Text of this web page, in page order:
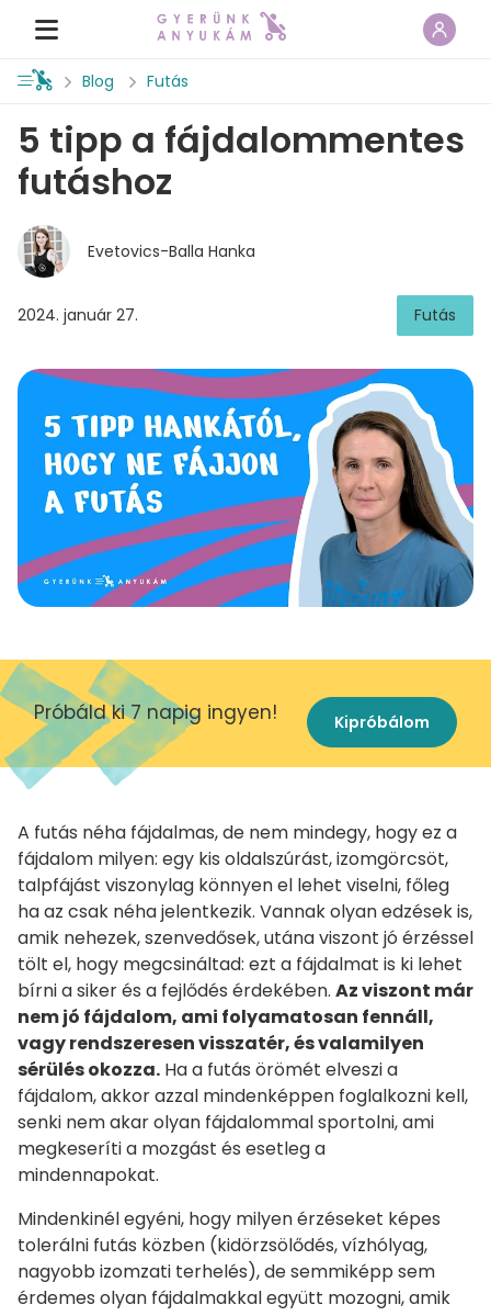
Blog Futás
5 tipp a fájdalommentes
futáshoz
Evetovics-Balla Hanka
2024. január 27. Futás
Próbáld ki 7 napig ingyen! Kipróbálom
A futás néha fájdalmas, de nem mindegy, hogy ez a
fájdalom milyen: egy kis oldalszúrást, izomgörcsöt,
talpfájást viszonylag könnyen el lehet viselni, főleg
ha az csak néha jelentkezik. Vannak olyan edzések is,
amik nehezek, szenvedősek, utána viszont jó érzéssel
tölt el, hogy megcsináltad: ezt a fájdalmat is ki lehet
bírni a siker és a fejlődés érdekében. Az viszont már
nem jó fájdalom, ami folyamatosan fennáll,
vagy rendszeresen visszatér, és valamilyen
sérülés okozza. Ha a futás örömét elveszi a
fájdalom, akkor azzal mindenképpen foglalkozni kell,
senki nem akar olyan fájdalommal sportolni, ami
megkeseríti a mozgást és esetleg a
mindennapokat.
Mindenkinél egyéni, hogy milyen érzéseket képes
tolerálni futás közben (kidörzsölődés, vízhólyag,
nagyobb izomzati terhelés), de semmiképp sem
érdemes olyan fájdalmakkal együtt mozogni, amik